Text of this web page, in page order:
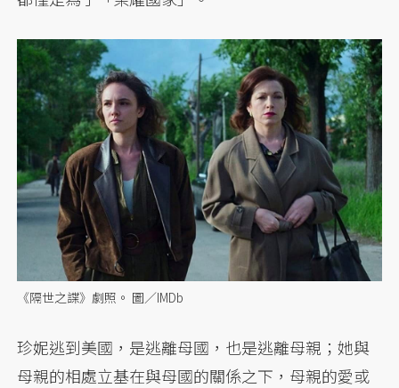
《隔世之諜》劇照。 圖／IMDb
珍妮逃到美國，是逃離母國，也是逃離母親；她與
母親的相處立基在與母國的關係之下，母親的愛或